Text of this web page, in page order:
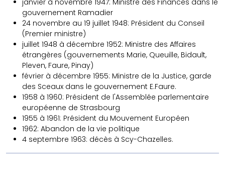
janvier à novembre 1947: Ministre des Finances dans le
gouvernement Ramadier
24 novembre au 19 juillet 1948: Président du Conseil
(Premier ministre)
juillet 1948 à décembre 1952: Ministre des Affaires
étrangères (gouvernements Marie, Queuille, Bidault,
Pleven, Faure, Pinay)
février à décembre 1955: Ministre de la Justice, garde
des Sceaux dans le gouvernement E.Faure.
1958 à 1960: Président de l'Assemblée parlementaire
européenne de Strasbourg
1955 à 1961: Président du Mouvement Européen
1962: Abandon de la vie politique
4 septembre 1963: décès à Scy-Chazelles.